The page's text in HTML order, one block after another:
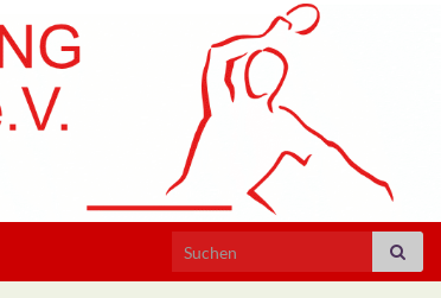
Search for: